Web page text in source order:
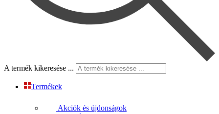
A termék kikeresése ...
Termékek
Akciók és újdonságok